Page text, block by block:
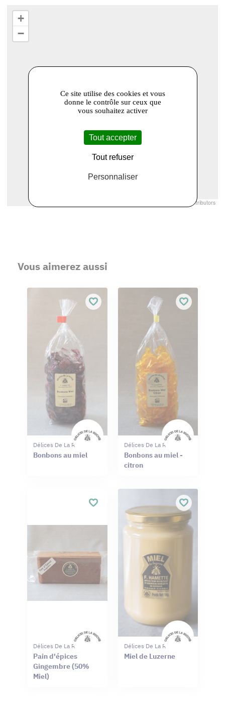
+
−
contributors
Vous aimerez aussi
Délices De La Ruche
Bonbons au miel
Délices De La Ruche
Bonbons au miel -
citron
Délices De La Ruche
Pain d'épices
Gingembre (50%
Miel)
Délices De La Ruche
Miel de Luzerne
Ce site utilise des cookies et vous
donne le contrôle sur ceux que
vous souhaitez activer
Tout accepter
Tout refuser
Personnaliser